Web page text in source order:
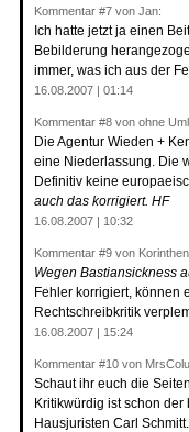
Kommentar #7 von Jan:
Ich hatte jetzt ja einen
Bebilderung
immer, was ich aus der
16.08.2007 | 01:14
Kommentar #8 von ohne
Die Agentur Wieden +
eine Niederlassung. Die
Definitiv keine
auch das korrigiert. HF
16.08.2007 | 10:32
Kommentar #9 von
Wegen Bastiansickness
Fehler korrigiert, können
Rechtschreibkritik
16.08.2007 | 15:24
Kommentar #10 von
Schaut ihr euch die
Kritikwürdig ist schon
Hausjuristen Carl